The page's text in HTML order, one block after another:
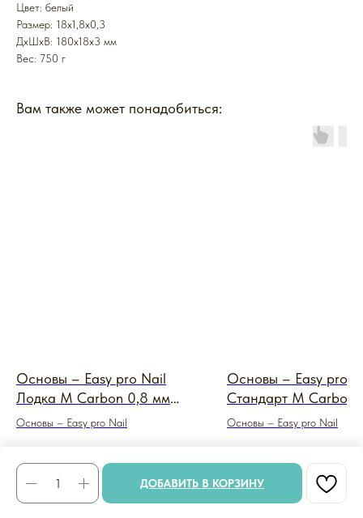
ДОБАВИТЬ В КОРЗИНУ
Цвет: белый
Размер: 18x1,8x0,3
ДxШxВ: 180x18x3 мм
Вес: 750 г
Вам также может понадобиться:
Основы – Easy pro Nail
Лодка M Carbon 0,8 мм
(металл черный)
Основы – Easy pro Nail
Основы – Easy pro
Стандарт M Carbon
(титан)
Основы – Easy pro Nail